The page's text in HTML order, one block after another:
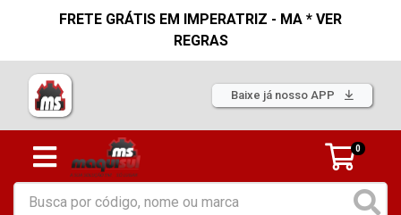
FRETE GRÁTIS EM IMPERATRIZ - MA * VER
REGRAS
Baixe já nosso APP
0